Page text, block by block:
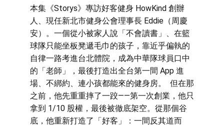
本集《Storys》專訪好客健身 HowKind 創辦
人、現任新北市健身公會理事長 Eddie（周慶
安）。一個從小被家人說「不會讀書」、在籃
球隊只能坐板凳遞毛巾的孩子，靠近乎偏執的
自律一路考進台北體院，成為中華隊球員口中
的「老師」，最後打造出全台第一間 App 進
場、不綁約、連小孩都能來的健身房。  但在那
之前，他先重重摔了一跤——第一次創業，他只
拿到 1/10 股權，最後被徹底架空。從那個谷
底，他重新打造了「好客」：一間反其道而